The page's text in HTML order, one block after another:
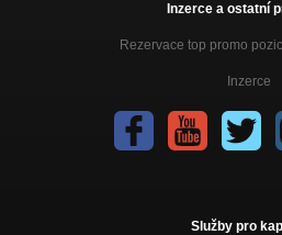
Inzerce a ostatní
Rezervace top promo
Inzerce
Služby pro